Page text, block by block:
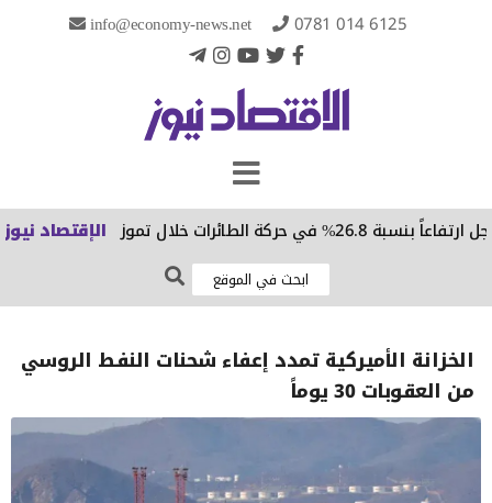
info@economy-news.net 0781 014 6125
في حركة الطائرات خلال تموز الإقتصاد نيوز
الخزانة الأميركية تمدد إعفاء شحنات النفط الروسي
من العقوبات 30 يوماً